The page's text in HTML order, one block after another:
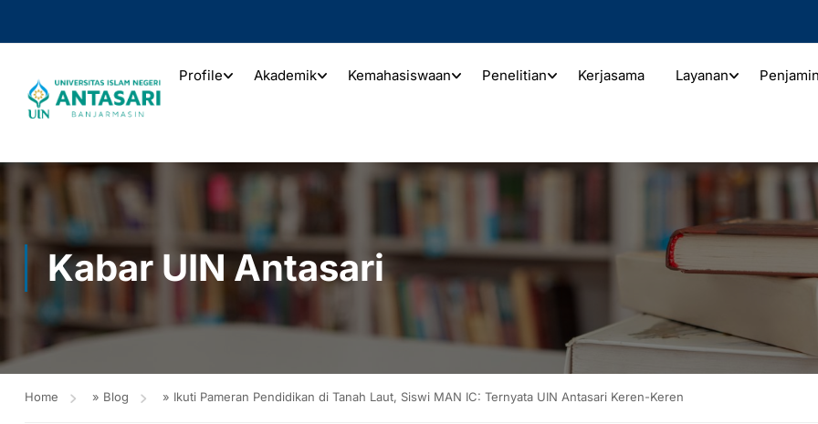
Profile Akademik Kemahasiswaan Penelitian Kerjasama Layanan
Kabar UIN Antasari
Home » Blog » Ikuti Pameran Pendidikan di Tanah Laut, Siswi MAN IC: Ternyata UIN Antasari Keren-Keren